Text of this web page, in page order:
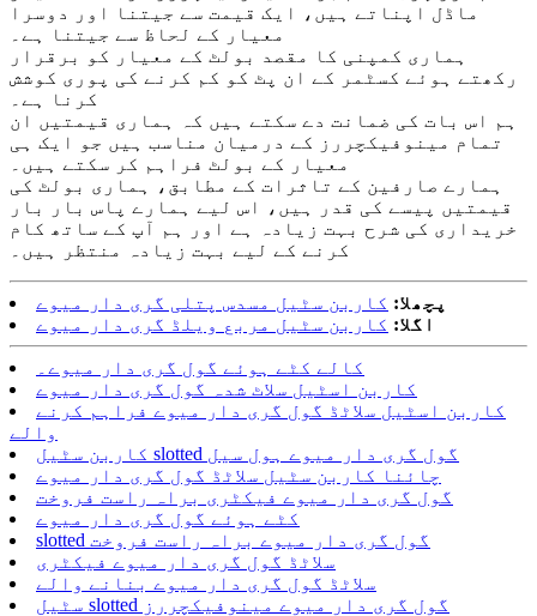
ماڈل اپناتے ہیں، ایک قیمت سے جیتنا اور دوسرا
معیار کے لحاظ سے جیتنا ہے۔
ہماری کمپنی کا مقصد بولٹ کے معیار کو برقرار
رکھتے ہوئے کسٹمر کے ان پٹ کو کم کرنے کی پوری کوشش
کرنا ہے۔
ہم اس بات کی ضمانت دے سکتے ہیں کہ ہماری قیمتیں ان
تمام مینوفیکچررز کے درمیان مناسب ہیں جو ایک ہی
معیار کے بولٹ فراہم کر سکتے ہیں۔
ہمارے صارفین کے تاثرات کے مطابق، ہماری بولٹ کی
قیمتیں پیسے کی قدر ہیں، اس لیے ہمارے پاس بار بار
خریداری کی شرح بہت زیادہ ہے اور ہم آپ کے ساتھ کام
کرنے کے لیے بہت زیادہ منتظر ہیں۔
پچھلا: کاربن سٹیل مسدس پتلی گری دار میوے
اگلا: کاربن سٹیل مربع ویلڈ گری دار میوے
کالے کٹے ہوئے گول گری دار میوے۔
کاربن اسٹیل سلاٹ شدہ گول گری دار میوے
کاربن اسٹیل سلاٹڈ گول گری دار میوے فراہم کرنے
والے
کاربن سٹیل slotted گول گری دار میوے ہول سیل
چائنا کاربن سٹیل سلاٹڈ گول گری دار میوے
گول گری دار میوے فیکٹری براہ راست فروخت
کٹے ہوئے گول گری دار میوے
slotted گول گری دار میوے براہ راست فروخت
سلاٹڈ گول گری دار میوے فیکٹری
سلاٹڈ گول گری دار میوے بنانے والے
سٹیل slotted گول گری دار میوے مینوفیکچررز